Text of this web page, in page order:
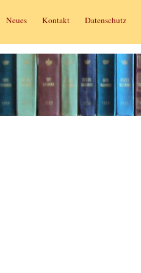
Neues Kontakt Datenschutz